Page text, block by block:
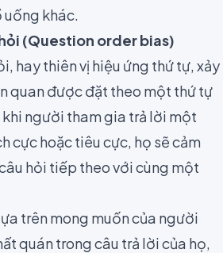
uống khác.
(Question order bias)
haythiên vị hiệu ứng thứ tự,xảy
quan được đặt theo một thứ tự
khi người tham gia trả lời một
cực hoặc tiêu cực, họ sẽ cảm
hỏi tiếp theo với cùng một
trên mong muốn của người
quán trong câu trả lời của họ,